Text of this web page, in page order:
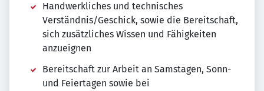
Handwerkliches und technisches
Verständnis/Geschick, sowie die Bereitschaft,
sich zusätzliches Wissen und Fähigkeiten
anzueignen
Bereitschaft zur Arbeit an Samstagen, Sonn-
und Feiertagen sowie bei